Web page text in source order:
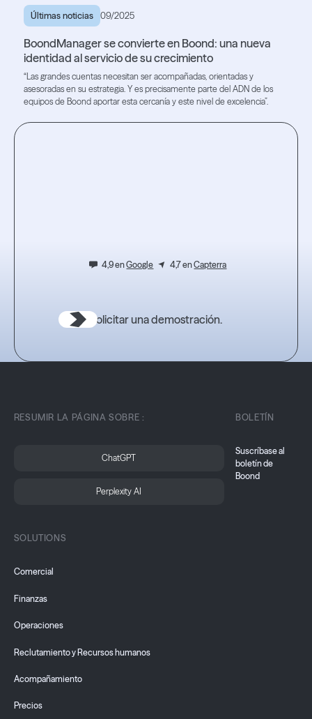
Últimas noticias 09/2025
BoondManager se convierte en Boond: una nueva
identidad al servicio de su crecimiento
“Las grandes cuentas necesitan ser acompañadas, orientadas y
asesoradas en su estrategia. Y es precisamente parte del ADN de los
equipos de Boond aportar esta cercanía y este nivel de excelencia”.
4,9 enGoogle 4,7 enCapterra
Solicitar una demostración.
RESUMIR LA PÁGINA SOBRE :
ChatGPT
Perplexity AI
SOLUTIONS
Comercial
Finanzas
Operaciones
Reclutamiento y Recursos humanos
Acompañamiento
Precios
BOLETÍN
Suscríbase al
boletín de
Boond